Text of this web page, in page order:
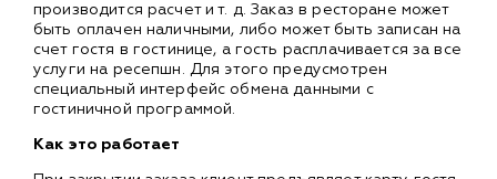
производится расчет и т. д. Заказ в ресторане может
быть оплачен наличными, либо может быть записан на
счет гостя в гостинице, а гость расплачивается за все
услуги на ресепшн. Для этого предусмотрен
специальный интерфейс обмена данными с
гостиничной программой.
Как это работает